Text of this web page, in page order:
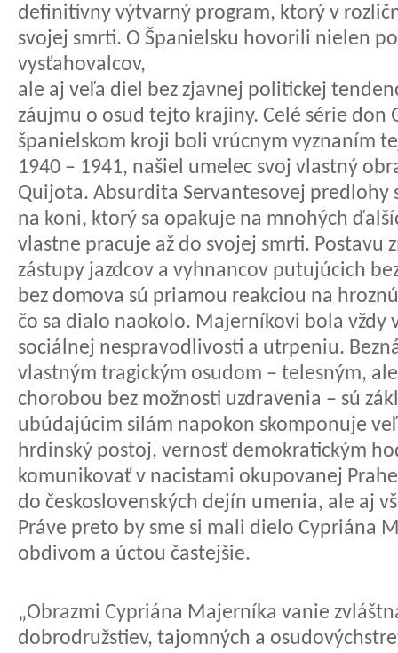
definitívny výtvarný program, ktorý v
svojej smrti. O Španielsku hovorili nielen
vysťahovalcov,
ale aj veľa diel bez zjavnej politickej
záujmu o osud tejto krajiny. Celé série don
španielskom kroji boli vrúcnym vyznaním
1940 – 1941, našiel umelec svoj vlastný
Quijota. Absurdita Servantesovej predlohy
na koni, ktorý sa opakuje na mnohých
vlastne pracuje až do svojej smrti. Postavu
zástupy jazdcov a vyhnancov putujúcich
bez domova sú priamou reakciou na
čo sa dialo naokolo. Majerníkovi bola vždy
sociálnej nespravodlivosti a utrpeniu.
vlastným tragickým osudom – telesným,
chorobou bez možnosti uzdravenia – sú
ubúdajúcim silám napokon skomponuje
hrdinský postoj, vernosť demokratickým
komunikovať v nacistami okupovanej
do československých dejín umenia, ale aj
Práve preto by sme si mali dielo Cypriána
obdivom a úctou častejšie.
„Obrazmi Cypriána Majerníka vanie
dobrodružstiev, tajomných a